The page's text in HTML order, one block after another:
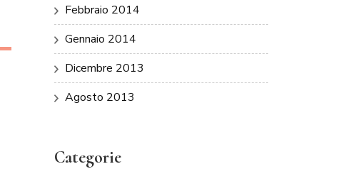
Febbraio 2014
Gennaio 2014
Dicembre 2013
Agosto 2013
Categorie